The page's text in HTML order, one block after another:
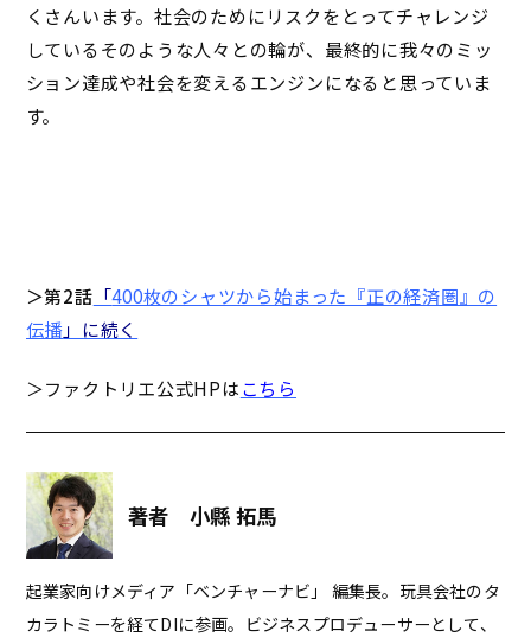
くさんいます。社会のためにリスクをとってチャレンジ
しているそのような人々との輪が、最終的に我々のミッ
ション達成や社会を変えるエンジンになると思っていま
す。
＞第2話 「400枚のシャツから始まった『正の経済圏』の
伝播」に続く
＞ファクトリエ公式HPはこちら
著者 小縣 拓馬
起業家向けメディア「ベンチャーナビ」 編集長。玩具会社のタ
カラトミーを経てDIに参画。ビジネスプロデューサーとして、